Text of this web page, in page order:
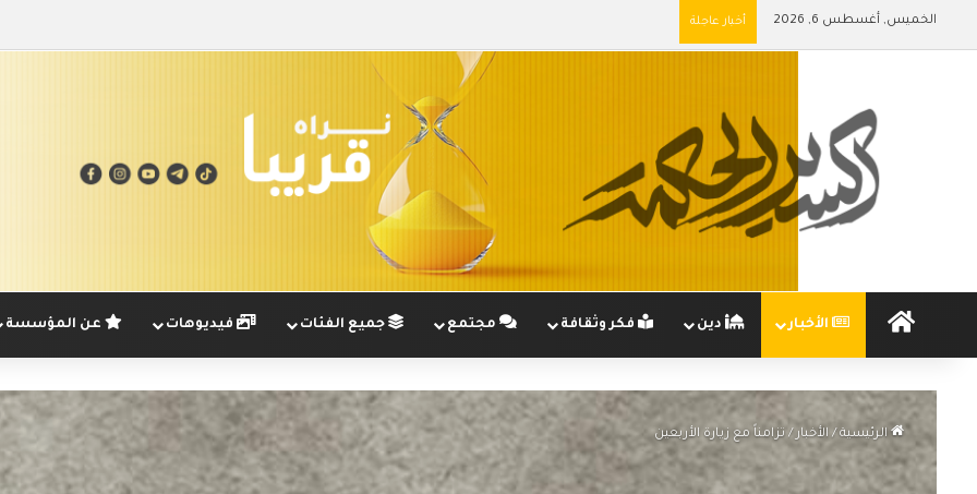
الخميس, أغسطس 6, 2026 أخبار عاجلة
الرئيسيةالأخبار دين فكر وثقافة مجتمع جميع الفئات فيديوهات عن المؤسسة
الرئيسية / الأخبار / تزامناً مع زيارة الأربعين